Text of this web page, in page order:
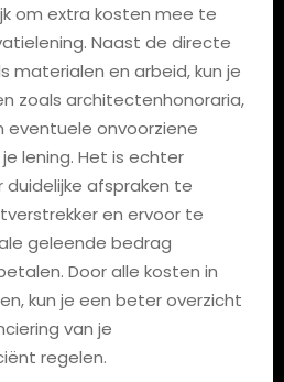
om extra kosten mee te
Naast de directe
materialen en arbeid, kun je
zoals architectenhonoraria,
eventuele onvoorziene
lening. Het is echter
duidelijke afspraken te
en ervoor te
geleende bedrag
Door alle kosten in
kun je een beter overzicht
van je
regelen.